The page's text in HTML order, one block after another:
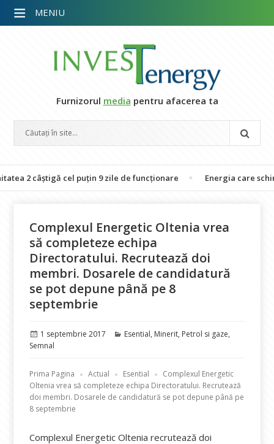
Furnizorul media pentru afacerea ta
cel puțin 9 zile de funcționare Energia care schimbă
Complexul Energetic Oltenia vrea
să completeze echipa
Directoratului. Recrutează doi
membri. Dosarele de candidatură
se pot depune până pe 8
septembrie
Publicat
pe
1 septembrie 2017 Categorii
Esential, Minerit, Petrol si gaze,
Semnal
Prima Pagina Actual Esential
Complexul Energetic
Oltenia vrea să completeze echipa Directoratului. Recrutează
doi membri. Dosarele de candidatură se pot depune până pe
8 septembrie
Complexul Energetic Oltenia recrutează doi
MENIU